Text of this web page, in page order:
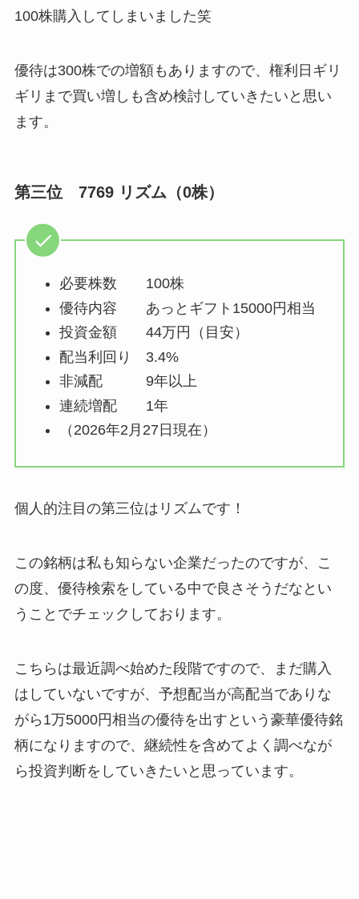
100株購入してしまいました笑
優待は300株での増額もありますので、権利日ギリ
ギリまで買い増しも含め検討していきたいと思い
ます。
第三位 7769 リズム（0株）
必要株数 100株
優待内容 あっとギフト15000円相当
投資金額 44万円（目安）
配当利回り 3.4%
非減配 9年以上
連続増配 1年
（2026年2月27日現在）
個人的注目の第三位はリズムです！
この銘柄は私も知らない企業だったのですが、こ
の度、優待検索をしている中で良さそうだなとい
うことでチェックしております。
こちらは最近調べ始めた段階ですので、まだ購入
はしていないですが、予想配当が高配当でありな
がら1万5000円相当の優待を出すという豪華優待銘
柄になりますので、継続性を含めてよく調べなが
ら投資判断をしていきたいと思っています。